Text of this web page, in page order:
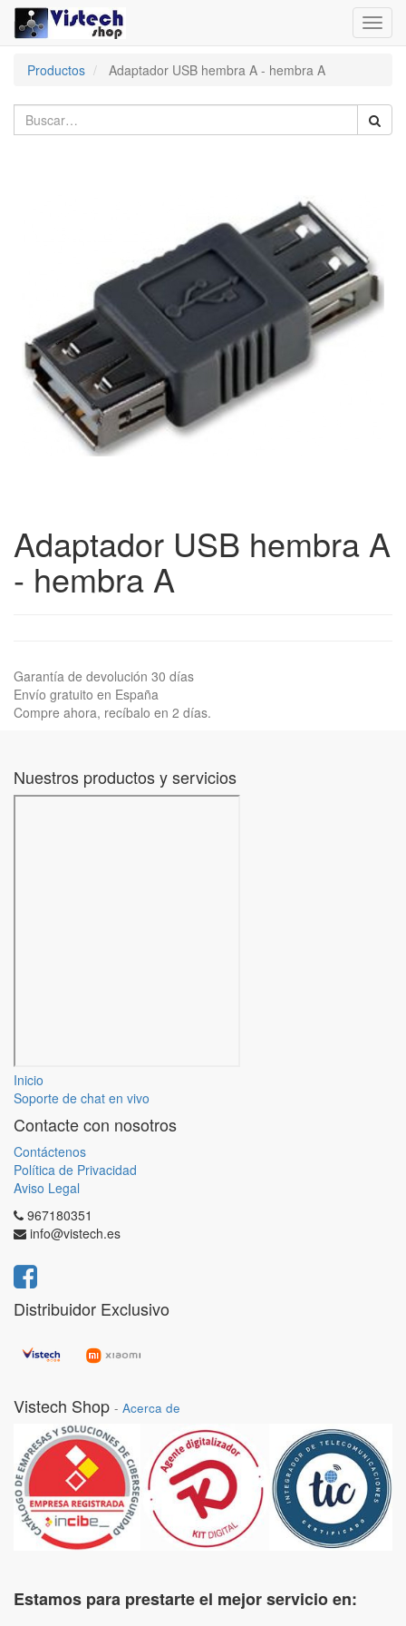
Productos
Adaptador USB hembra A - hembra A
Adaptador USB hembra A
- hembra A
Garantía de devolución 30 días
Envío gratuito en España
Compre ahora, recíbalo en 2 días.
Nuestros productos y servicios
Inicio
Soporte de chat en vivo
Contacte con nosotros
Contáctenos
Política de Privacidad
Aviso Legal
967180351
info@vistech.es
Distribuidor Exclusivo
Vistech Shop - Acerca de
Estamos para prestarte el mejor servicio en: